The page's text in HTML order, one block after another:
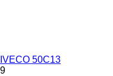
IVECO 50C13
9